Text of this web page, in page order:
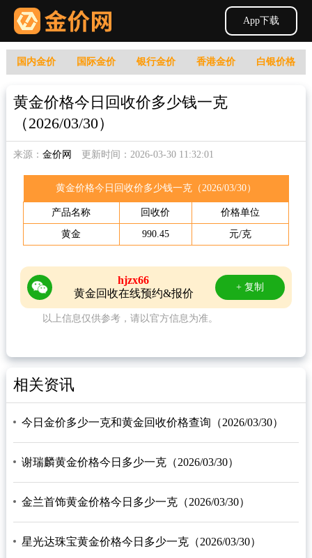
App下载
国内金价 国际金价 银行金价 香港金价 白银价格
黄金价格今日回收价多少钱一克
（2026/03/30）
来源： 金价网 更新时间：2026-03-30 11:32:01
黄金价格今日回收价多少钱一克（2026/03/30）
产品名称 回收价 价格单位
黄金 990.45 元/克
hjzx66
黄金回收在线预约&报价
+ 复制
以上信息仅供参考，请以官方信息为准。
相关资讯
今日金价多少一克和黄金回收价格查询（2026/03/30）
谢瑞麟黄金价格今日多少一克（2026/03/30）
金兰首饰黄金价格今日多少一克（2026/03/30）
星光达珠宝黄金价格今日多少一克（2026/03/30）